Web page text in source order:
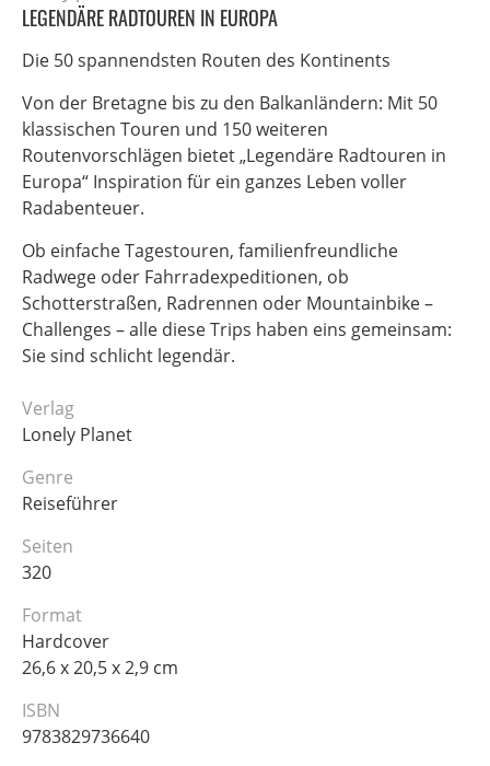
LEGENDÄRE RADTOUREN IN EUROPA
Die 50 spannendsten Routen des Kontinents
Von der Bretagne bis zu den Balkanländern: Mit 50
klassischen Touren und 150 weiteren
Routenvorschlägen bietet „Legendäre Radtouren in
Europa“ Inspiration für ein ganzes Leben voller
Radabenteuer.
Ob einfache Tagestouren, familienfreundliche
Radwege oder Fahrradexpeditionen, ob
Schotterstraßen, Radrennen oder Mountainbike –
Challenges – alle diese Trips haben eins gemeinsam:
Sie sind schlicht legendär.
Verlag
Lonely Planet
Genre
Reiseführer
Seiten
320
Format
Hardcover
26,6 x 20,5 x 2,9 cm
ISBN
9783829736640